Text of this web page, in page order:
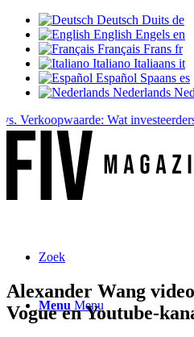
Deutsch Duits de
English Engels en
Français Frans fr
Italiano Italiaans it
Español Spaans es
Nederlands
Wat investeerders
Zoek
Menu Menu
Alexander Wang
Vogue en Youtube-